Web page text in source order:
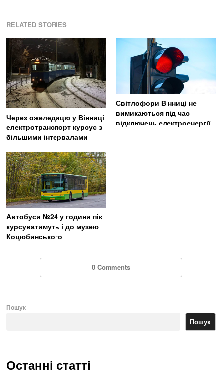
RELATED STORIES
Через ожеледицю у Вінниці
електротранспорт курсує з
більшими інтервалами
Світлофори Вінниці не
вимикаються під час
відключень електроенергії
Автобуси №24 у години пік
курсуватимуть і до музею
Коцюбинського
0 Comments
Пошук
Пошук
Останні статті